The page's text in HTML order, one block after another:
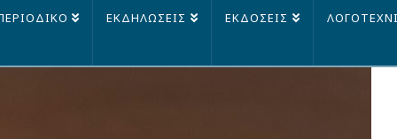
MANDRAGORAS ΕΚΔΗΛΩΣΕΙΣ ΕΚΔΟΣΕΙΣ